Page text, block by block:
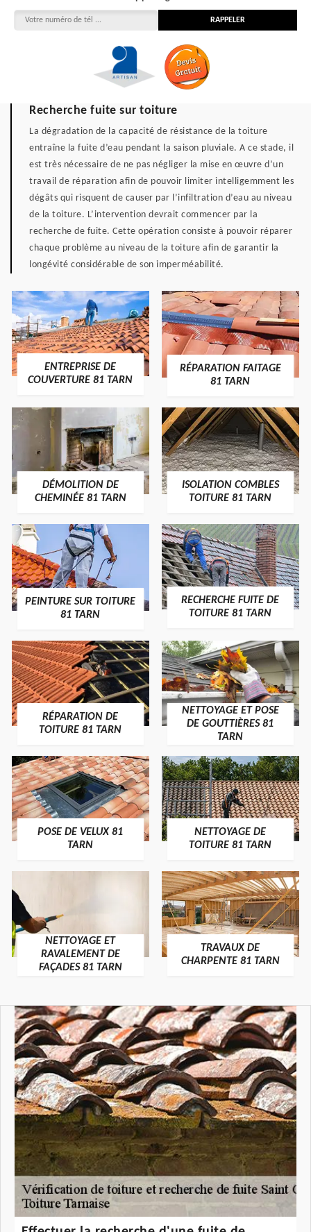
Recherche fuite sur toiture
La dégradation de la capacité de résistance de la toiture
entraîne la fuite d’eau pendant la saison pluviale. A ce stade, il
est très nécessaire de ne pas négliger la mise en œuvre d’un
travail de réparation afin de pouvoir limiter intelligemment les
dégâts qui risquent de causer par l’infiltration d’eau au niveau
de la toiture. L’intervention devrait commencer par la
recherche de fuite. Cette opération consiste à pouvoir réparer
chaque problème au niveau de la toiture afin de garantir la
longévité considérable de son imperméabilité.
ENTREPRISE DE
COUVERTURE 81 TARN
RÉPARATION FAITAGE
81 TARN
DÉMOLITION DE
CHEMINÉE 81 TARN
ISOLATION COMBLES
TOITURE 81 TARN
PEINTURE SUR TOITURE
81 TARN
RECHERCHE FUITE DE
TOITURE 81 TARN
RÉPARATION DE
TOITURE 81 TARN
NETTOYAGE ET POSE
DE GOUTTIÈRES 81
TARN
POSE DE VELUX 81
TARN
NETTOYAGE DE
TOITURE 81 TARN
NETTOYAGE ET
RAVALEMENT DE
FAÇADES 81 TARN
TRAVAUX DE
CHARPENTE 81 TARN